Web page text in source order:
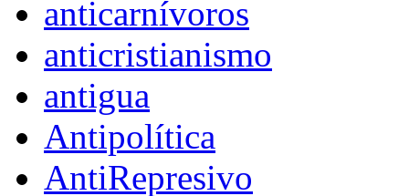
anticarnívoros
anticristianismo
antigua
Antipolítica
AntiRepresivo